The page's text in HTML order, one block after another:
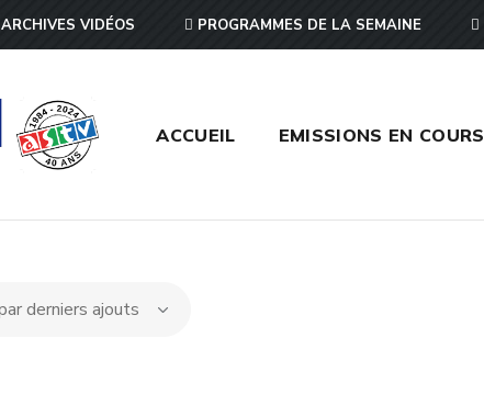
ARCHIVES VIDÉOS PROGRAMMES DE LA SEMAINE
ACCUEIL EMISSIONS EN COURS